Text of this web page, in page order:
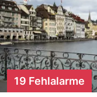
19 Fehlalarme